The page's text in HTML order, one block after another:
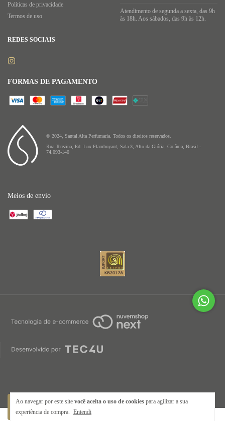
Ao navegar por este site você aceita o uso de cookies para agilizar a sua
experiência de compra. Entendi
© 2024, Santal Alta Perfumaria. Todos os direitos reservados.
Rua Terezina, Ed. Lux Flamboyant, Sala 3, Alto da Glória, Goiânia, Brasil -
74.093-140
Políticas de privacidade
Termos de uso
Atendimento de segunda a sexta, das 9h
às 18h. Aos sábados, das 9h às 12h.
REDES SOCIAIS
FORMAS DE PAGAMENTO
Meios de envio